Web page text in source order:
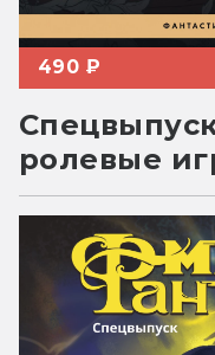
490 ₽
ролевые